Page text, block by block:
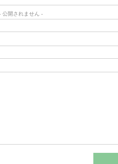
公開されません -